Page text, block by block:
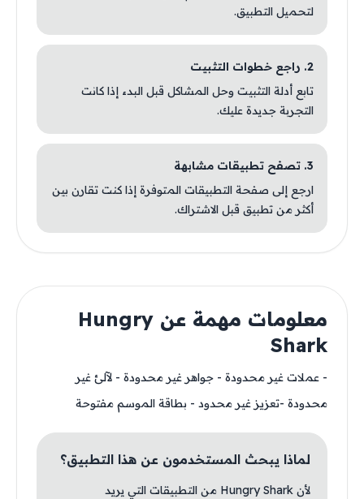
لتحميل التطبيق.
2. راجع خطوات التثبيت
تابع أدلة التثبيت وحل المشاكل قبل البدء إذا كانت
التجربة جديدة عليك.
3. تصفح تطبيقات مشابهة
ارجع إلى صفحة التطبيقات المتوفرة إذا كنت تقارن بين
أكثر من تطبيق قبل الاشتراك.
معلومات مهمة عن Hungry
Shark
- عملات غير محدودة - جواهر غير محدودة - لآلئ غير
محدودة -تعزيز غير محدود - بطاقة الموسم مفتوحة
لماذا يبحث المستخدمون عن هذا التطبيق؟
لأن Hungry Shark من التطبيقات التي يريد